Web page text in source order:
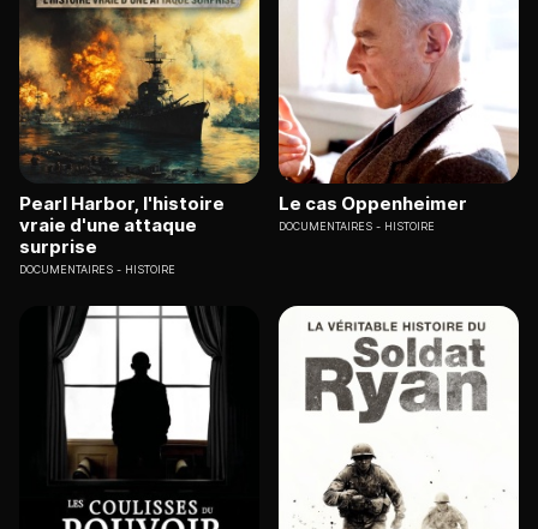
Pearl Harbor, l'histoire
vraie d'une attaque
surprise
DOCUMENTAIRES HISTOIRE
Le cas Oppenheimer
DOCUMENTAIRES HISTOIRE